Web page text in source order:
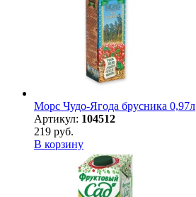
Морс Чудо-Ягода брусника 0,97л
Артикул: 104512
219 руб.
В корзину